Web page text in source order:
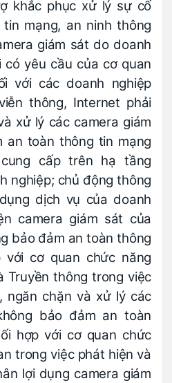
khắc phục xử lý sự cố
mạng, an ninh thông
giám sát do doanh
có yêu cầu của cơ quan
với các doanh nghiệp
thông, Internet phải
xử lý các camera giám
an toàn thông tin mạng
cấp trên hạ tầng
nghiệp; chủ động thông
dịch vụ của doanh
camera giám sát của
bảo đảm an toàn thông
với cơ quan chức năng
Truyền thông trong việc
ngăn chặn và xử lý các
bảo đảm an toàn
hợp với cơ quan chức
trong việc phát hiện và
lợi dụng camera giám